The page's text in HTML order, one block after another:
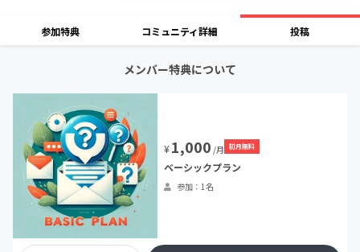
参加特典 コミュニティ詳細 投稿
メンバー特典について
¥1,000 /月 初月無料
ベーシックプラン
参加：1名